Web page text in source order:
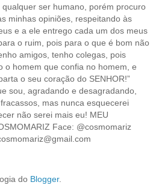
ser humano, porém procuro
minhas opiniões, respeitando às
e a ele entrego cada um dos meus
o ruim, pois para o que é bom não
amigos, tenho colegas, pois
o homem que confia no homem, e
o seu coração do SENHOR!”
sou, agradando e desagradando,
mas nunca esquecerei
não serei mais eu! MEU
Face: @cosmomariz
do Blogger.